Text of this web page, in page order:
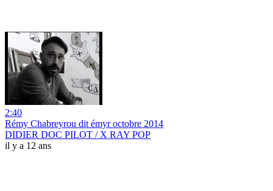
2:40
Rémy Chabreyrou dit émyr octobre 2014
DIDIER DOC PILOT / X RAY POP
il y a 12 ans